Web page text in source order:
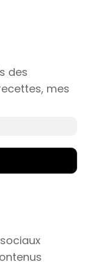
des
mes